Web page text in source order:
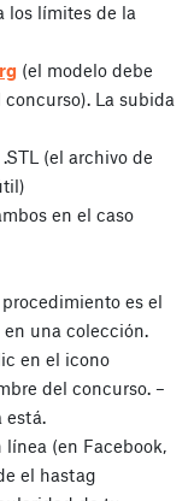
los límites de la
(el modelo debe
La subida
(el archivo de
en el caso
es el
una colección.
en el icono
del concurso. –
está.
(en Facebook,
el hastag